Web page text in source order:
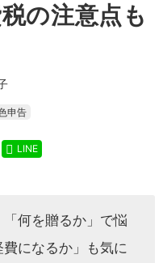
の注意点も
申告
LINE
何を贈るか」で悩
になるか」も気に